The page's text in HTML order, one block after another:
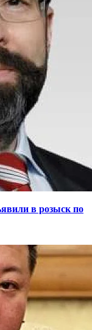
в розыск по